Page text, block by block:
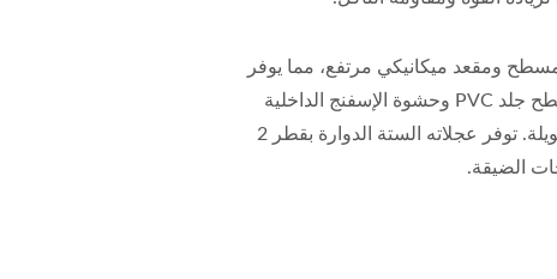
ومقعد ميكانيكي مرتفع، مما يوفر
دعمًا مريحًا ومرونة وظيفية. تضمن سطح جلد PVC وحشوة الإسفنج الداخلية
الراحة حتى خلال جلسات الإصلاح الطويلة. توفر عجلاته الستة الدوارة بقطر 2
الضيقة.